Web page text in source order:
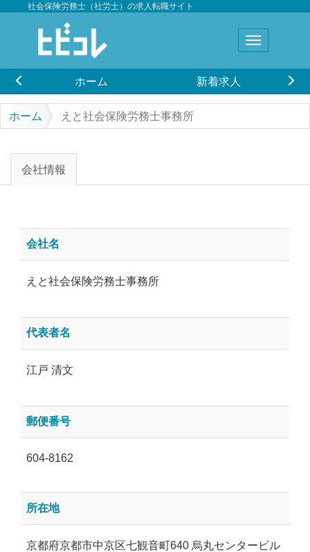
社会保険労務士（社労士）の求人転職サイト
ホーム 新着求人
ホーム えと社会保険労務士事務所
会社情報
会社名
えと社会保険労務士事務所
代表者名
江戸 清文
郵便番号
604-8162
所在地
京都府京都市中京区七観音町640 烏丸センタービル